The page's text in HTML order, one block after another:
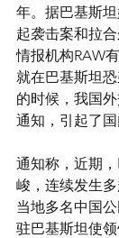
年。据巴基斯
起袭击案和拉
情报机构RAW
就在巴基斯坦
的时候，我国
通知，引起了国
通知称，近期
峻，连续发生
当地多名中国
驻巴基斯坦使